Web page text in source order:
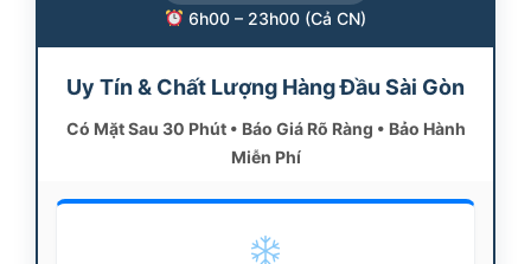
6h00 – 23h00 (Cả CN)
Uy Tín & Chất Lượng Hàng Đầu Sài Gòn
Có Mặt Sau 30 Phút • Báo Giá Rõ Ràng • Bảo Hành
Miễn Phí